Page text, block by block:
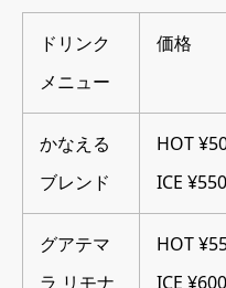
ドリンク
メニュー
価格
かなえる
ブレンド
HOT
ICE ¥550
グアテマ
ラ リモナ
HOT
ICE ¥600